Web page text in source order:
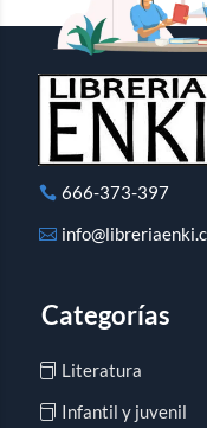
666-373-397
Categorías
Literatura
Infantil y juvenil